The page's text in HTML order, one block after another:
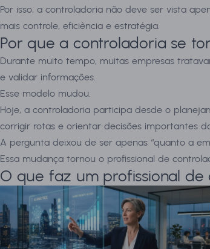
Por isso, a controladoria não deve ser vista
mais controle, eficiência e estratégia.
Por que a controladoria se
Durante muito tempo, muitas empresas
e validar informações.
Esse modelo mudou.
Hoje, a controladoria participa desde o
corrigir rotas e orientar decisões importantes
A pergunta deixou de ser apenas “quanto a
Essa mudança tornou o profissional de
O que faz um profissional de